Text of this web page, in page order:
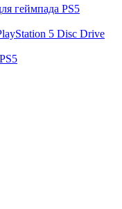
геймпада PS5
5 Disc Drive